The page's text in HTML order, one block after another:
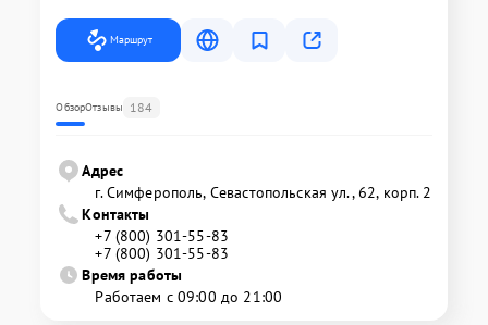
Маршрут
ОбзорОтзывы 184
Адрес
г. Симферополь, Севастопольская ул., 62, корп. 2
Контакты
+7 (800) 301-55-83
+7 (800) 301-55-83
Время работы
Работаем с 09:00 до 21:00